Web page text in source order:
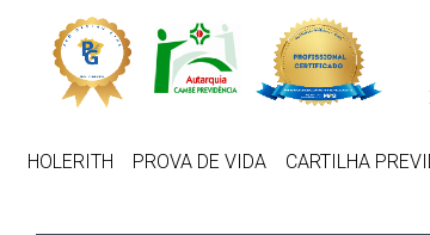
Skip to main content
HOLERITH PROVA DE VIDA CARTILHA